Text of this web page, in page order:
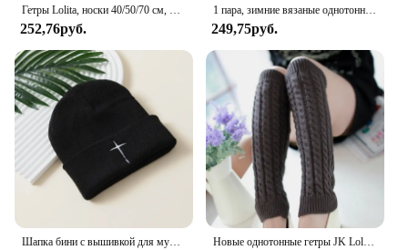
Гетры Lolita, носки 40/50/70 см, женские вязаные теплые Чехлы для ног, белые, черные, теплые женские носки, осенне-зимние вязаные крючком носки, манжеты для сапог
252,76руб.
1 пара, зимние вязаные однотонные гетры для женщин и девочек
249,75руб.
Шапка бини с вышивкой для мужчин и женщин, Модная вязаная шапка в уличном стиле, в стиле хип-хоп, уличная Теплая Лыжная Шапка, зимняя Новые однотонные гетры JK Lolita Y2k, женские теплые вязаные гольфы с выдолбленным каблуком, леггинсы, гетры, чехол